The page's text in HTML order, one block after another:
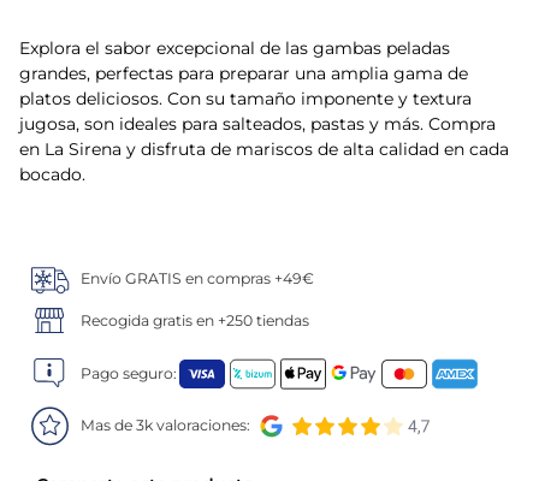
Explora el sabor excepcional de las gambas peladas
grandes, perfectas para preparar una amplia gama de
platos deliciosos. Con su tamaño imponente y textura
jugosa, son ideales para salteados, pastas y más. Compra
en La Sirena y disfruta de mariscos de alta calidad en cada
bocado.
Envío GRATIS en compras +49€
Recogida gratis en +250 tiendas
Pago seguro:
Mas de 3k valoraciones:
verduras
6. croquetas
7. canelones
9. gambon
10. pollo